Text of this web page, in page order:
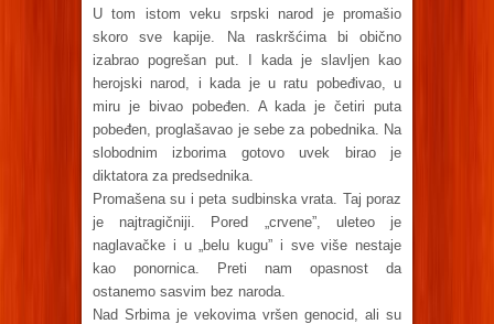
U tom istom veku srpski narod je promašio
skoro sve kapije. Na raskršćima bi obično
izabrao pogrešan put. I kada je slavljen kao
herojski narod, i kada je u ratu pobeđivao, u
miru je bivao pobeđen. A kada je četiri puta
pobeđen, proglašavao je sebe za pobednika. Na
slobodnim izborima gotovo uvek birao je
diktatora za predsednika.
Promašena su i peta sudbinska vrata. Taj poraz
je najtragičniji. Pored „crvene”, uleteo je
naglavačke i u „belu kugu” i sve više nestaje
kao ponornica. Preti nam opasnost da
ostanemo sasvim bez naroda.
Nad Srbima je vekovima vršen genocid, ali su